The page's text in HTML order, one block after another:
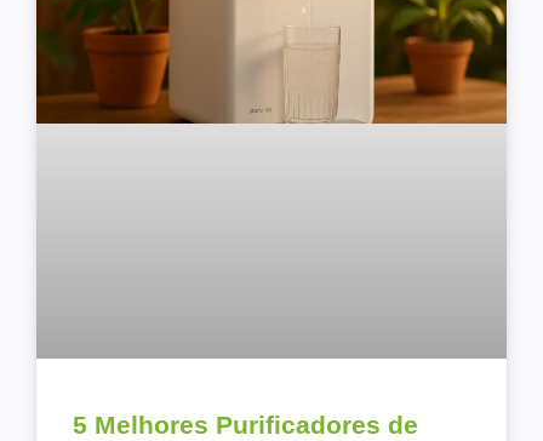
5 Melhores Purificadores de